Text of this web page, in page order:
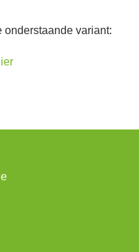
onderstaande variant: